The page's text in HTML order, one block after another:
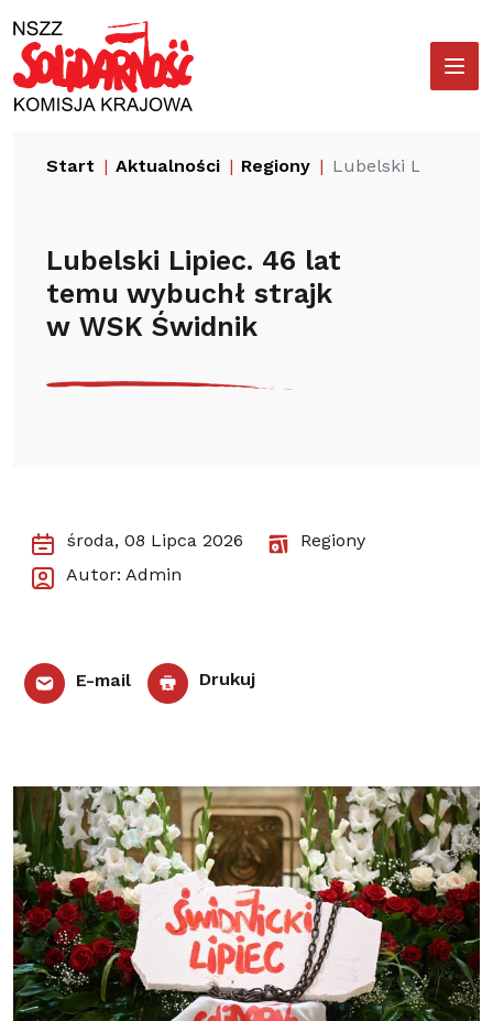
do
treści
Start Aktualności Regiony Lubelski Lipiec.
Lubelski Lipiec. 46 lat
temu wybuchł strajk
w WSK Świdnik
środa, 08 Lipca 2026
Regiony
Autor: Admin
E-mail Drukuj